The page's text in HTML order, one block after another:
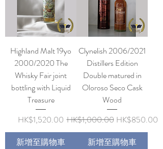
Highland Malt 19yo
2000/2020 The
Whisky Fair joint
bottling with Liquid
Treasure
價格
HK$1,520.00
新增至購物車
Clynelish 2006/2021
Distillers Edition
Double matured in
Oloroso Seco Cask
Wood
一般價格
HK$1,000.00 促銷價格
HK$850.00
新增至購物車